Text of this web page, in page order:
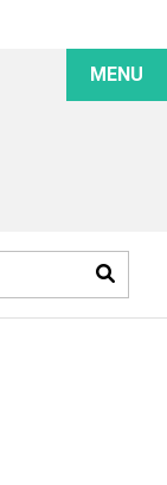
MENU